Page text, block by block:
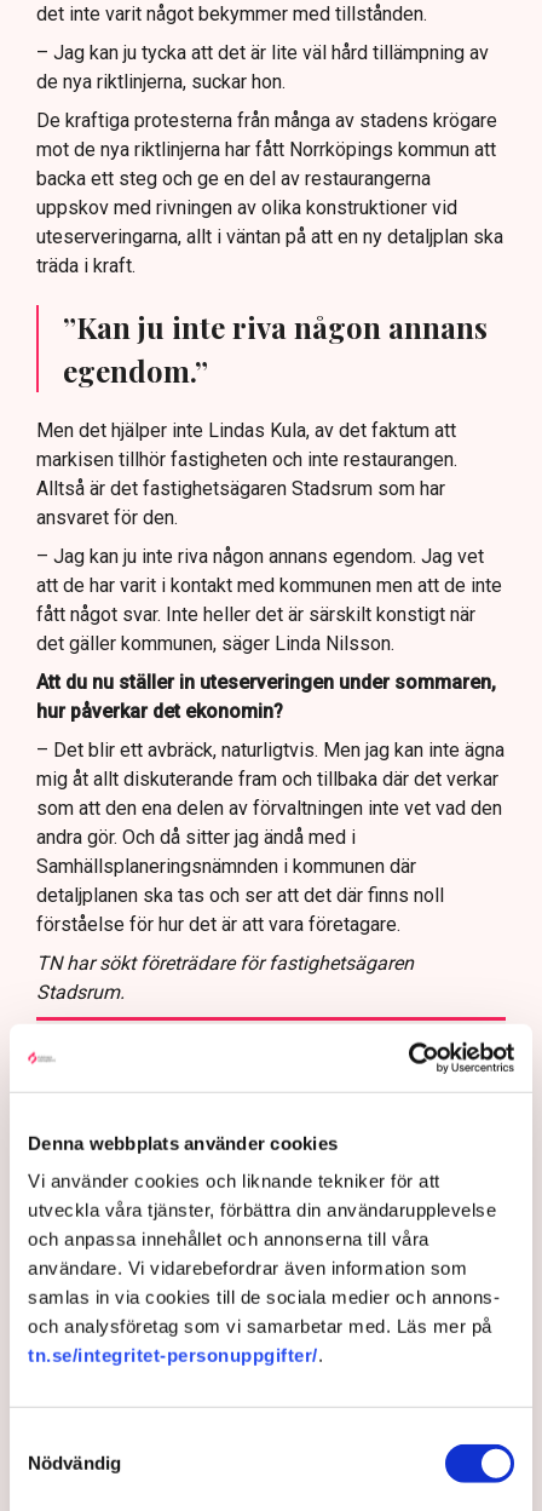
Denna webbplats använder cookies
Vi använder cookies och liknande tekniker för att
utveckla våra tjänster, förbättra din användarupplevelse
och anpassa innehållet och annonserna till våra
användare. Vi vidarebefordrar även information som
samlas in via cookies till de sociala medier och annons-
och analysföretag som vi samarbetar med. Läs mer på
tn.se/integritet-personuppgifter/.
Nödvändig
det inte varit något bekymmer med tillstånden.
– Jag kan ju tycka att det är lite väl hård tillämpning av
de nya riktlinjerna, suckar hon.
De kraftiga protesterna från många av stadens krögare
mot de nya riktlinjerna har fått Norrköpings kommun att
backa ett steg och ge en del av restaurangerna
uppskov med rivningen av olika konstruktioner vid
uteserveringarna, allt i väntan på att en ny detaljplan ska
träda i kraft.
”Kan ju inte riva någon annans
egendom.”
Men det hjälper inte Lindas Kula, av det faktum att
markisen tillhör fastigheten och inte restaurangen.
Alltså är det fastighetsägaren Stadsrum som har
ansvaret för den.
– Jag kan ju inte riva någon annans egendom. Jag vet
att de har varit i kontakt med kommunen men att de inte
fått något svar. Inte heller det är särskilt konstigt när
det gäller kommunen, säger Linda Nilsson.
Att du nu ställer in uteserveringen under sommaren,
hur påverkar det ekonomin?
– Det blir ett avbräck, naturligtvis. Men jag kan inte ägna
mig åt allt diskuterande fram och tillbaka där det verkar
som att den ena delen av förvaltningen inte vet vad den
andra gör. Och då sitter jag ändå med i
Samhällsplaneringsnämnden i kommunen där
detaljplanen ska tas och ser att det där finns noll
förståelse för hur det är att vara företagare.
TN har sökt företrädare för fastighetsägaren
Stadsrum.
Ett företagsklimat i nedförsbacke
företagsklimatet har placerat Norrköping långt ner i
Nu vill kommunen vända nedgången. ”Vi måste
ändra kulturen som råder”, säger kommunalrådet
Tomas Tekmen.
På kartan över det lokala företagsklimatet i Sverige
lyser det fortsatt ilsket rött för Norrköping.
Visserligen har kommunen klättrat tio placeringar i
253 av landets 290 kommuner.
– När vi låg på plats 108 tyckte vi att det var dåligt,
hur är det då inte idag, säger Linda Nilsson som